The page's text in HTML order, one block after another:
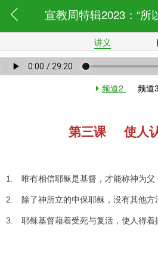
宣教周特辑2023：“所
讲义
频道2 频道3
第三课 使人
1. 唯有相信耶稣是基督，才能称神为父
2. 除了神所立的中保耶稣，没有其他方
3. 耶稣基督藉着受死与复活，使人得着